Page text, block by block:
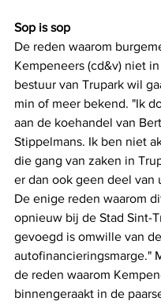
Sop is sop
De reden waarom
Kempeneers (cd&v) niet
bestuur van Trupark wil
min of meer bekend. "Ik
aan de koehandel van Bert
Stippelmans. Ik ben niet
die gang van zaken in
er dan ook geen deel van
De enige reden waarom
opnieuw bij de Stad Sint-
gevoegd is omwille van de
autofinancieringsmarge."
de reden waarom
binnengeraakt in de